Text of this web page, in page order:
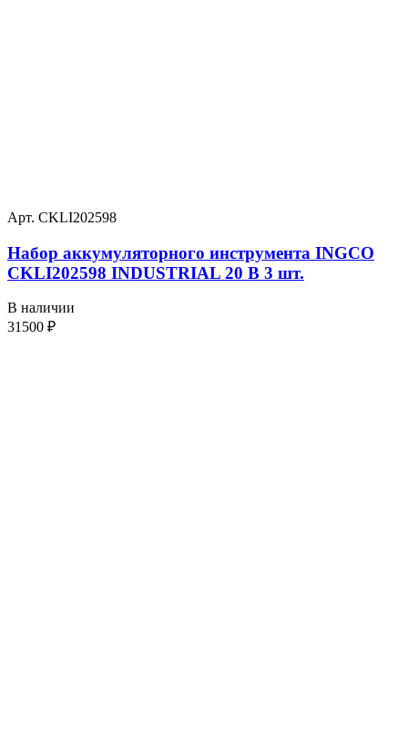
Арт. CKLI202598
Набор аккумуляторного инструмента INGCO
CKLI202598 INDUSTRIAL 20 В 3 шт.
В наличии
31500 ₽